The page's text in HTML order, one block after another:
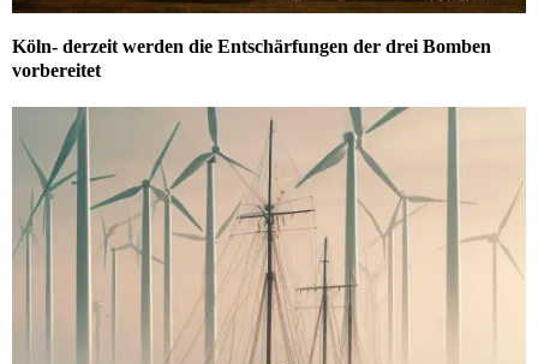
Köln- derzeit werden die Entschärfungen der drei Bomben
vorbereitet